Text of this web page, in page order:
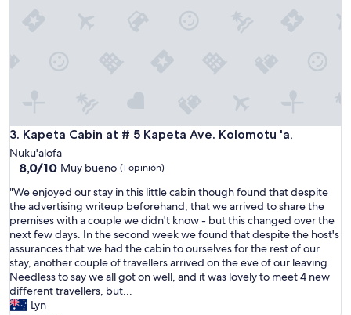
3. Kapeta Cabin at # 5 Kapeta Ave. Kolomotu 'a,
Kapeta Cabin at # 5 Kapeta Ave. Kolomotu 'a,
Nuku'alofa
8.0
10,
Muy
bueno,
(1
opinión)
8,0/10 Muy bueno (1 opinión)
"
W
e
e
n
j
o
y
e
"We enjoyed our stay in this little cabin though found that despite
the advertising writeup beforehand, that we arrived to share the
premises with a couple we didn't know - but this changed over the
next few days. In the second week we found that despite the host's
assurances that we had the cabin to ourselves for the rest of our
stay, another couple of travellers arrived on the eve of our leaving.
Needless to say we all got on well, and it was lovely to meet 4 new
different travellers, but...
Lyn